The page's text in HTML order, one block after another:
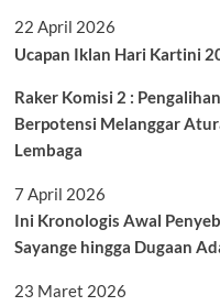
22 April 2026
Ucapan Iklan Hari Kartini
Raker Komisi 2 :
Berpotensi Melanggar
Lembaga
7 April 2026
Ini Kronologis Awal
Sayange hingga Dugaan
23 Maret 2026